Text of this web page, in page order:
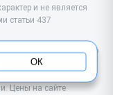
и не является
статьи 437
техники Samsung, но
а также
Цены на сайте
ОК